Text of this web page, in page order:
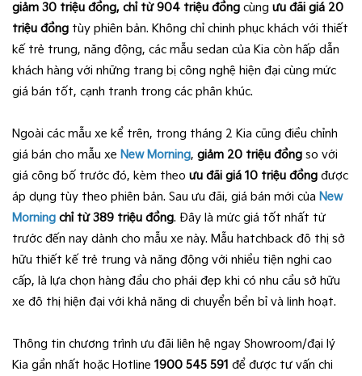
giảm 30 triệu đồng, chỉ từ 904 triệu đồng cùng ưu đãi giá 20
triệu đồng tùy phiên bản. Không chỉ chinh phục khách với thiết
kế trẻ trung, năng động, các mẫu sedan của Kia còn hấp dẫn
khách hàng với những trang bị công nghệ hiện đại cùng mức
giá bán tốt, cạnh tranh trong các phân khúc.
Ngoài các mẫu xe kể trên, trong tháng 2 Kia cũng điều chỉnh
giá bán cho mẫu xe New Morning, giảm 20 triệu đồng so với
giá công bố trước đó, kèm theo ưu đãi giá 10 triệu đồng được
áp dụng tùy theo phiên bản. Sau ưu đãi, giá bán mới của New
Morning chỉ từ 389 triệu đồng. Đây là mức giá tốt nhất từ
trước đến nay dành cho mẫu xe này. Mẫu hatchback đô thị sở
hữu thiết kế trẻ trung và năng động với nhiều tiện nghi cao
cấp, là lựa chọn hàng đầu cho phái đẹp khi có nhu cầu sở hữu
xe đô thị hiện đại với khả năng di chuyển bền bỉ và linh hoạt.
Thông tin chương trình ưu đãi liên hệ ngay Showroom/đại lý
Kia gần nhất hoặc Hotline 1900 545 591 để được tư vấn chi